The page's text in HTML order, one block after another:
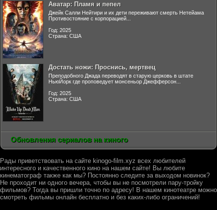
Аватар: Пламя и пепел
Джейк Салли Нейтири и их дети переживают смерть Нетейама
Противостояние с корпорацией...
Год: 2025
Страна: США
Достать ножи: Проснись, мертвец
Преподобного Джада переводят в старую церковь в штате
НьюЙорк где проповедует монсеньор Джефферсон...
Год: 2025
Страна: США
Обновления сериалов на киного
Рады приветствовать на сайте kinogo-film.xyz всех любителей
интересного и качественного кино на нашем сайте! Вы любите
кинематограф также как мы? Постоянно следите за выходом новинок?
Не проходит ни одного вечера, чтобы вы не посмотрели пару-тройку
фильмов? Тогда вы пришли точно по адресу! В нашем кинотеатре можно
смотреть фильмы онлайн бесплатно и без каких-либо ограничений!